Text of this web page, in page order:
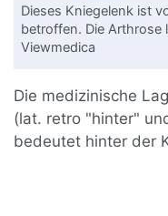
Dieses Kniegelenk ist
betroffen. Die Arthrose
Viewmedica
Die medizinische
(lat. retro "hinter"
bedeutet hinter der